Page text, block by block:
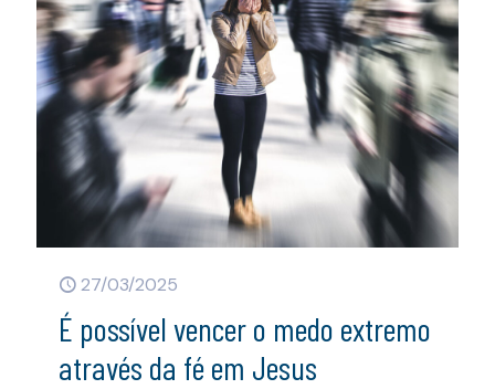
27/03/2025
É possível vencer o medo extremo
através da fé em Jesus